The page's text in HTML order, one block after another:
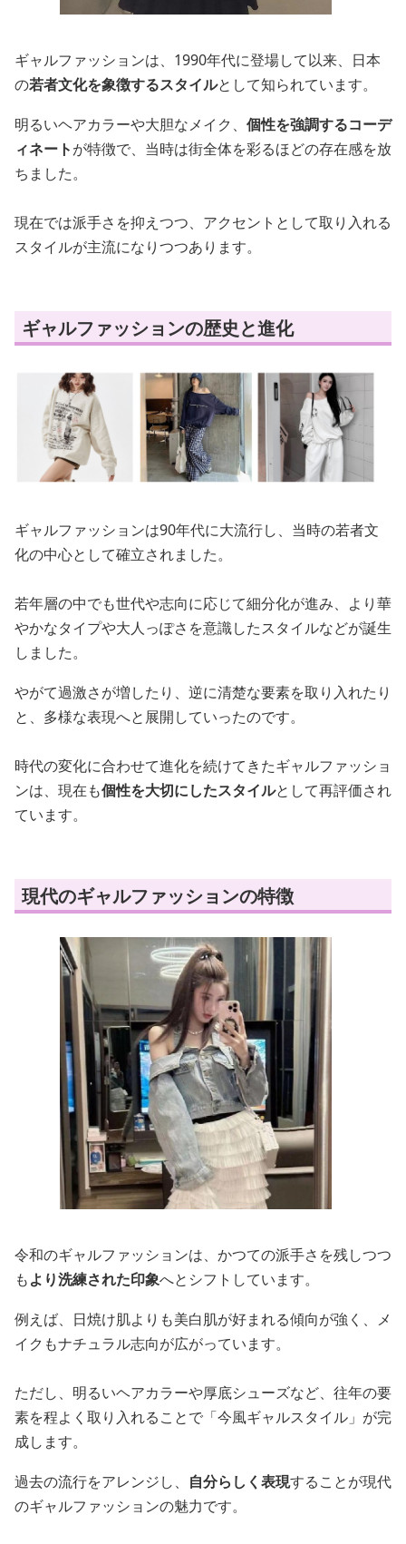
ギャルファッションは、1990年代に登場して以来、日本
の若者文化を象徴するスタイルとして知られています。
明るいヘアカラーや大胆なメイク、 個性を強調するコーデ
ィネートが特徴で、当時は街全体を彩るほどの存在感を放
ちました。
現在では派手さを抑えつつ、アクセントとして取り入れる
スタイルが主流になりつつあります。
ギャルファッションの歴史と進化
ギャルファッションは90年代に大流行し、当時の若者文
化の中心として確立されました。
若年層の中でも世代や志向に応じて細分化が進み、より華
やかなタイプや大人っぽさを意識したスタイルなどが誕生
しました。
やがて過激さが増したり、逆に清楚な要素を取り入れたり
と、多様な表現へと展開していったのです。
時代の変化に合わせて進化を続けてきたギャルファッショ
ンは、現在も個性を大切にしたスタイルとして再評価され
ています。
現代のギャルファッションの特徴
令和のギャルファッションは、かつての派手さを残しつつ
もより洗練された印象へとシフトしています。
例えば、日焼け肌よりも美白肌が好まれる傾向が強く、メ
イクもナチュラル志向が広がっています。
ただし、明るいヘアカラーや厚底シューズなど、往年の要
素を程よく取り入れることで「今風ギャルスタイル」が完
成します。
過去の流行をアレンジし、 自分らしく表現することが現代
のギャルファッションの魅力です。